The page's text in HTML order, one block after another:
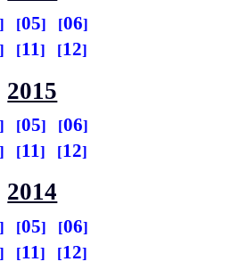
05
06
11 12
2015
05
06
11 12
2014
05
06
11 12